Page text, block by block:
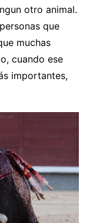
otro animal.
que
muchas
cuando ese
importantes,